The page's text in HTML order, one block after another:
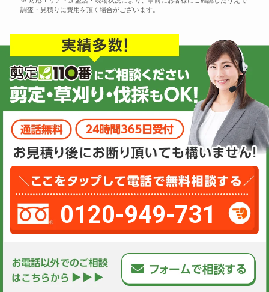
調査・見積りに費用を頂く場合がございます。
0120-949-731